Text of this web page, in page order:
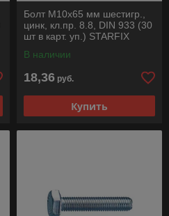
Болт М10х65 мм шестигр.,
цинк, кл.пр. 8.8, DIN 933 (30
шт в карт. уп.) STARFIX
В наличии
18,36 руб.
Купить